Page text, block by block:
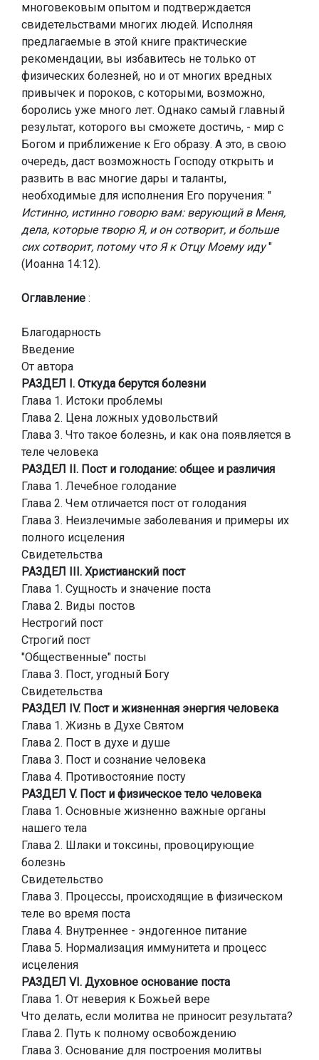
многовековым опытом и подтверждается
свидетельствами многих людей. Исполняя
предлагаемые в этой книге практические
рекомендации, вы избавитесь не только от
физических болезней, но и от многих вредных
привычек и пороков, с которыми, возможно,
боролись уже много лет. Однако самый главный
результат, которого вы сможете достичь, - мир с
Богом и приближение к Его образу. А это, в свою
очередь, даст возможность Господу открыть и
развить в вас многие дары и таланты,
необходимые для исполнения Его поручения: "
Истинно, истинно говорю вам: верующий в Меня,
дела, которые творю Я, и он сотворит, и больше
сих сотворит, потому что Я к Отцу Моему иду"
(Иоанна 14:12).
Оглавление :
Благодарность
Введение
От автора
РАЗДЕЛ I. Откуда берутся болезни
Глава 1. Истоки проблемы
Глава 2. Цена ложных удовольствий
Глава 3. Что такое болезнь, и как она появляется в
теле человека
РАЗДЕЛ II. Пост и голодание: общее и различия
Глава 1. Лечебное голодание
Глава 2. Чем отличается пост от голодания
Глава 3. Неизлечимые заболевания и примеры их
полного исцеления
Свидетельства
РАЗДЕЛ III. Христианский пост
Глава 1. Сущность и значение поста
Глава 2. Виды постов
Нестрогий пост
Строгий пост
"Общественные" посты
Глава 3. Пост, угодный Богу
Свидетельства
РАЗДЕЛ IV. Пост и жизненная энергия человека
Глава 1. Жизнь в Духе Святом
Глава 2. Пост в духе и душе
Глава 3. Пост и сознание человека
Глава 4. Противостояние посту
РАЗДЕЛ V. Пост и физическое тело человека
Глава 1. Основные жизненно важные органы
нашего тела
Глава 2. Шлаки и токсины, провоцирующие
болезнь
Свидетельство
Глава 3. Процессы, происходящие в физическом
теле во время поста
Глава 4. Внутреннее - эндогенное питание
Глава 5. Нормализация иммунитета и процесс
исцеления
РАЗДЕЛ VI. Духовное основание поста
Глава 1. От неверия к Божьей вере
Что делать, если молитва не приносит результата?
Глава 2. Путь к полному освобождению
Глава 3. Основание для построения молитвы